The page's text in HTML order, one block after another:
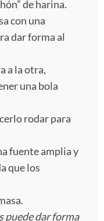
de harina.
con una
dar forma al
a la otra,
una bola
rodar para
fuente amplia y
que los
puede dar forma